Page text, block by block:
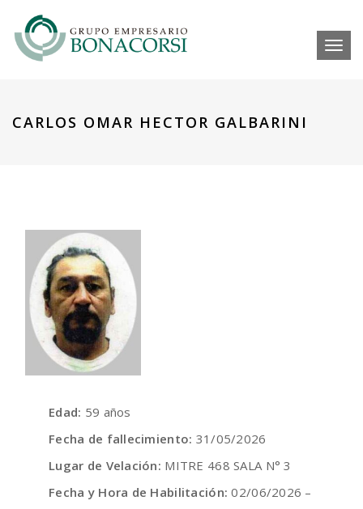
CARLOS OMAR HECTOR GALBARINI
Edad: 59 años
Fecha de fallecimiento: 31/05/2026
Lugar de Velación: MITRE 468 SALA N° 3
Fecha y Hora de Habilitación: 02/06/2026 –